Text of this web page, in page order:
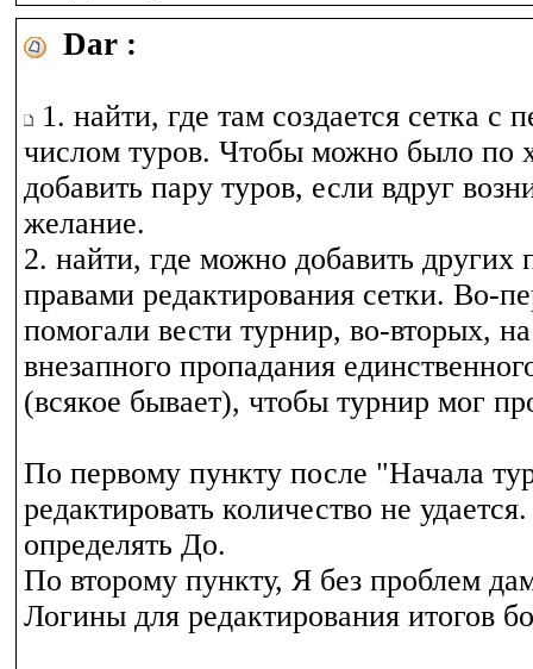
Dar :
1. найти, где там создается сетка с
числом туров. Чтобы можно было по
добавить пару туров, если вдруг
желание.
2. найти, где можно добавить других
правами редактирования сетки. Во-
помогали вести турнир, во-вторых,
внезапного пропадания
(всякое бывает), чтобы турнир мог
По первому пункту после "Начала
редактировать количество не
определять До.
По второму пункту, Я без проблем
Логины для редактирования итогов